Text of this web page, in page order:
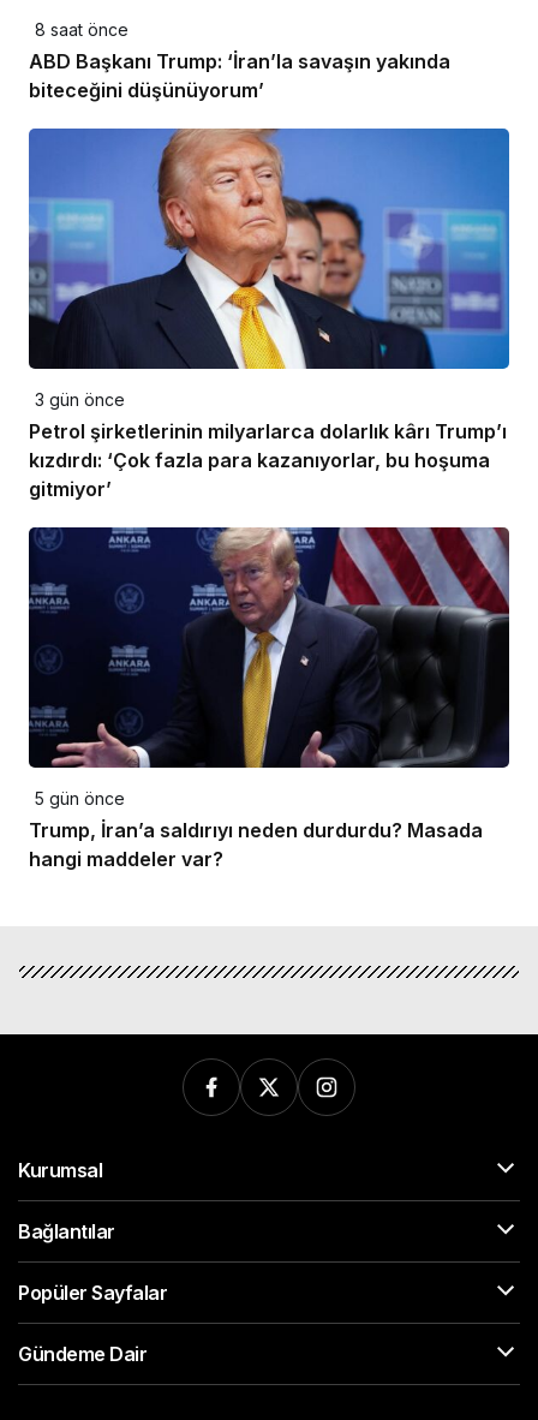
8 saat önce
ABD Başkanı Trump: ‘İran’la savaşın yakında
biteceğini düşünüyorum’
3 gün önce
Petrol şirketlerinin milyarlarca dolarlık kârı Trump’ı
kızdırdı: ‘Çok fazla para kazanıyorlar, bu hoşuma
gitmiyor’
5 gün önce
Trump, İran’a saldırıyı neden durdurdu? Masada
hangi maddeler var?
Kurumsal
Bağlantılar
Popüler Sayfalar
Gündeme Dair